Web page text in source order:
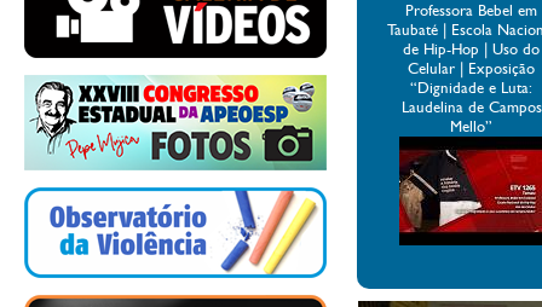
Professora Bebel em
Taubaté | Escola
de Hip-Hop | Uso do
Celular | Exposição
“Dignidade e Luta:
Laudelina de Campos
Mello”